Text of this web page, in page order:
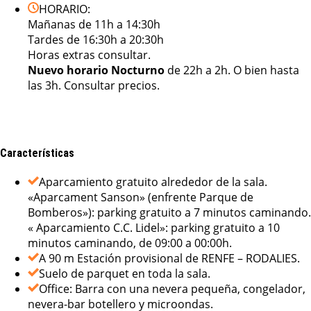
HORARIO:
Mañanas de 11h a 14:30h
Tardes de 16:30h a 20:30h
Horas extras consultar.
Nuevo horario Nocturno de 22h a 2h. O bien hasta
las 3h. Consultar precios.
Características
Aparcamiento gratuito alrededor de la sala.
«Aparcament Sanson» (enfrente Parque de
Bomberos»): parking gratuito a 7 minutos caminando.
« Aparcamiento C.C. Lidel»: parking gratuito a 10
minutos caminando, de 09:00 a 00:00h.
A 90 m Estación provisional de RENFE – RODALIES.
Suelo de parquet en toda la sala.
Office: Barra con una nevera pequeña, congelador,
nevera-bar botellero y microondas.